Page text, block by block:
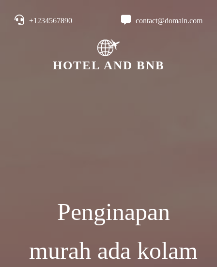
+1234567890 contact@domain.com
HOTEL AND BNB
Penginapan
murah ada kolam